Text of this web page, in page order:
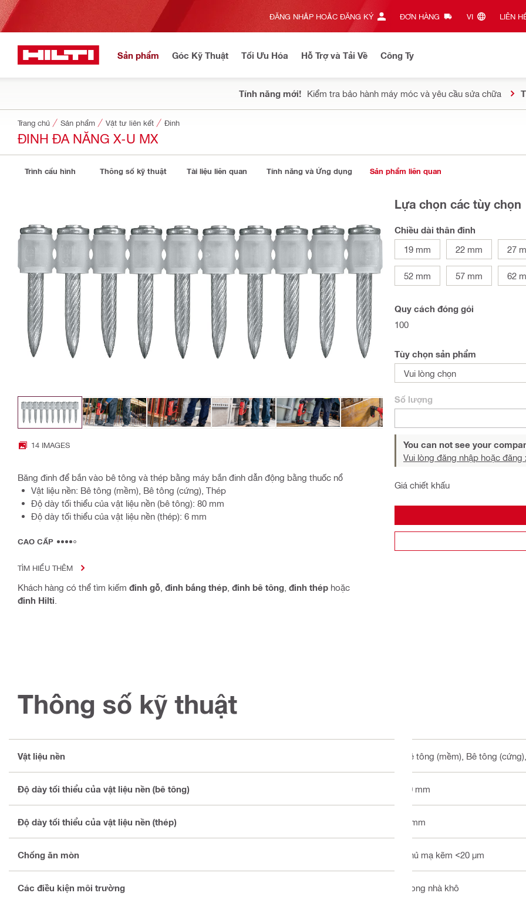
ĐĂNG NHẬP HOẶC ĐĂNG KÝ ĐƠN HÀNG VI‎ LIÊN
Sản phẩm Góc Kỹ Thuật Tối Ưu Hóa Hỗ Trợ và Tải Về Công Ty
Tính năng mới! Kiểm tra bảo hành máy móc và yêu cầu sửa chữa
Trang chủ Sản phẩm Vật tư liên kết Đinh
ĐINH ĐA NĂNG X-U MX
Trình cấu hình Thông số kỹ thuật Tài liệu liên quan Tính năng và Ứng dụng Sản phẩm liên quan
14 IMAGES
Băng đinh để bắn vào bê tông và thép bằng máy bắn đinh dẫn động bằng thuốc nổ
Vật liệu nền: Bê tông (mềm), Bê tông (cứng), Thép
Độ dày tối thiểu của vật liệu nền (bê tông): 80 mm
Độ dày tối thiểu của vật liệu nền (thép): 6 mm
CAO CẤP
TÌM HIỂU THÊM
Khách hàng có thể tìm kiếm đinh gỗ đinh bắng thép đinh bê tông đinh thép hoặc
đinh Hilti
Lựa chọn các tùy chọn
Chiều dài thân đinh
19 mm
22 mm 27
52 mm 57 mm 62
Quy cách đóng gói
100
Tùy chọn sản phẩm
Vui lòng chọn
Số lượng
You can not see your
Vui lòng đăng nhập hoặc đăng
Giá chiết khấu
Thông số kỹ thuật
Vật liệu nền Bê tông (mềm), Bê tông
Độ dày tối thiểu của vật liệu nền (bê tông) 80 mm
Độ dày tối thiểu của vật liệu nền (thép) 6 mm
Chống ăn mòn Phủ mạ kẽm <20 µm
Các điều kiện môi trường Trong nhà khô